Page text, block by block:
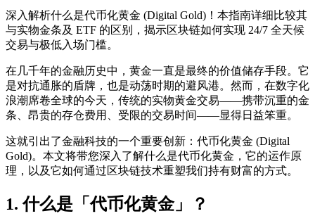
深入解析什么是代币化黄金 (Digital Gold)！本指南详细比较其
与实物金条及 ETF 的区别，揭示区块链如何实现 24/7 全天候
交易与极低入场门槛。
在几千年的金融历史中，黄金一直是最终的价值储存手段。它
是对抗通胀的盾牌，也是动荡时期的避风港。然而，在数字化
浪潮席卷全球的今天，传统的实物黄金交易——携带沉重的金
条、昂贵的存仓费用、受限的交易时间——显得日益笨重。
这就引出了金融科技的一个重要创新：代币化黄金 (Digital
Gold)。本文将带您深入了解什么是代币化黄金，它的运作原
理，以及它如何通过区块链技术重塑我们持有财富的方式。
1. 什么是「代币化黄金」？